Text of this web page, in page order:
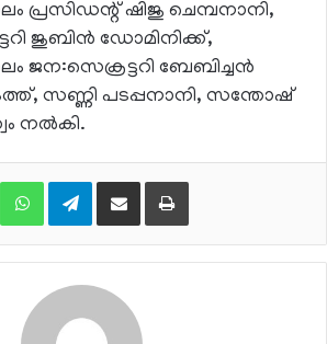
പ്രസിഡന്റ് ഷിജു ചെമ്പനാനി,
ജുബിൻ ഡോമിനിക്ക്,
ജന:സെക്രട്ടറി ബേബിച്ചൻ
സണ്ണി പടപ്പനാനി, സന്തോഷ്
നൽകി.
WhatsAppTelegramShare via Email Print